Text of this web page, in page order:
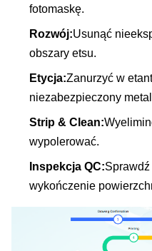
fotomaskę.
Rozwój:Usunąć
obszary etsu.
Etycja:Zanurzyć w
niezabezpieczony
Strip & Clean:
wypolerować.
Inspekcja QC:
wykończenie